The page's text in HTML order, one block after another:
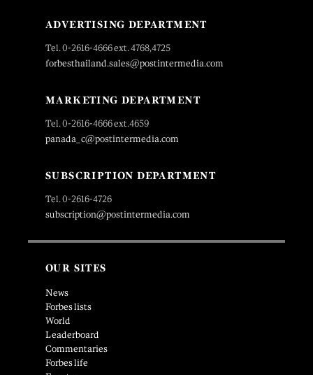
ADVERTISING DEPARTMENT
Tel. 0-2616-4666 ext. 4768,4725
forbesthailand.sales@postintermedia.com
MARKETING DEPARTMENT
Tel. 0-2616-4666 ext.4659
panada_c@postintermedia.com
SUBSCRIPTION DEPARTMENT
Tel. 0-2616-4726
subscription@postintermedia.com
OUR SITES
News
Forbes lists
World
Leaderboard
Commentaries
Forbes life